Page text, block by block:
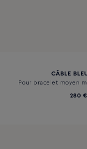
CÂBLE
Pour bracelet moyen
280 €